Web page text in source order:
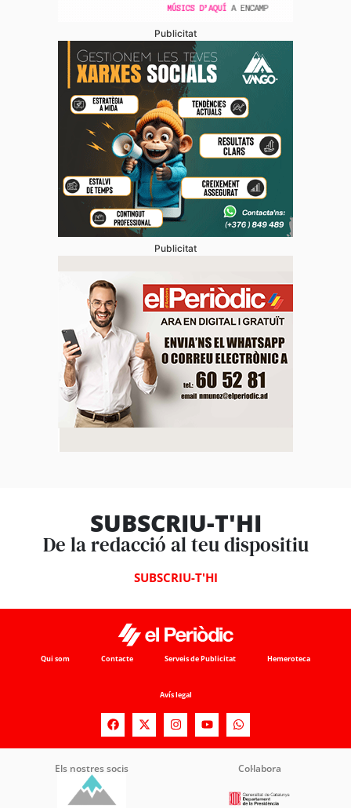
Publicitat
Publicitat
SUBSCRIU-T'HI
De la redacció al teu dispositiu
SUBSCRIU-T'HI
Qui som Contacte Serveis de Publicitat Hemeroteca
Avís legal
Els nostres socis Col·labora